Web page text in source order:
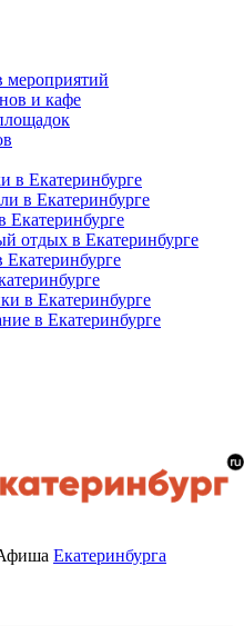
мероприятий
и кафе
в Екатеринбурге
в Екатеринбурге
Екатеринбурге
отдых в Екатеринбурге
Екатеринбурге
в Екатеринбурге
в Екатеринбурге
Екатеринбурга